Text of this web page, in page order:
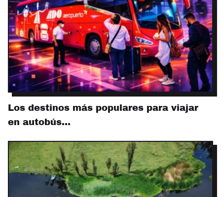
Los destinos más populares para viajar
en autobús…